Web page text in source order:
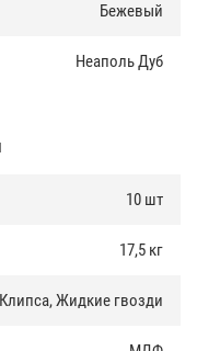
Бежевый
Неаполь Дуб
10 шт
17,5 кг
Клипса, Жидкие гвозди